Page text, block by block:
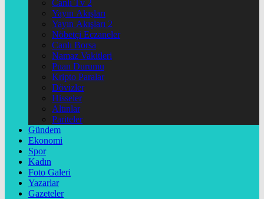
Canlı Tv 2
Yayın Akışları
Yayın Akışları 2
Nöbetçi Eczaneler
Canlı Borsa
Namaz Vakitleri
Puan Durumu
Kripto Paralar
Dövizler
Hisseler
Altınlar
Pariteler
Gündem
Ekonomi
Spor
Kadın
Foto Galeri
Yazarlar
Gazeteler